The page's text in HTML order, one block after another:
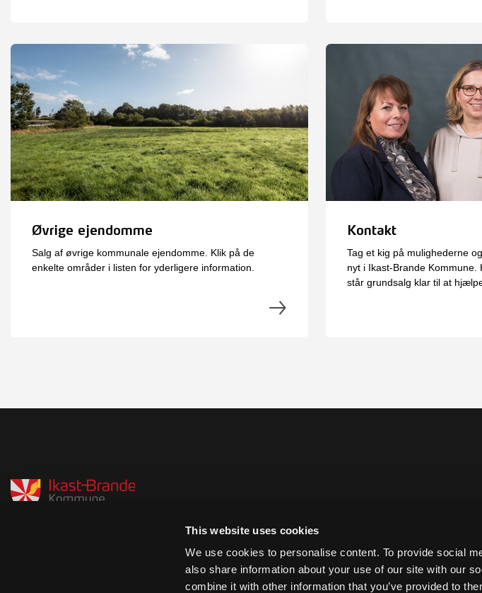
This website uses cookies
We use cookies to personalise content. To provide social
also share information about your use of our site with our
combine it with other information that you’ve provided to
Øvrige ejendomme
Salg af øvrige kommunale ejendomme. Klik på de
enkelte områder i listen for yderligere information.
Kontakt
Tag et kig på mulighederne
nyt i Ikast-Brande Kommune.
står grundsalg klar til at